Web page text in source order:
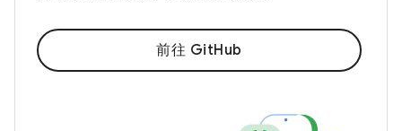
前往 GitHub